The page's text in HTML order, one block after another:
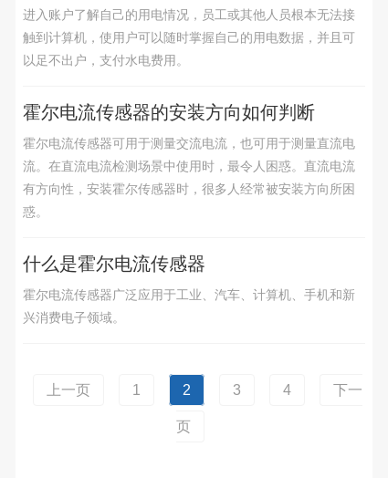
进入账户了解自己的用电情况，员工或其他人员根本无法接
触到计算机，使用户可以随时掌握自己的用电数据，并且可
以足不出户，支付水电费用。
霍尔电流传感器的安装方向如何判断
霍尔电流传感器可用于测量交流电流，也可用于测量直流电
流。在直流电流检测场景中使用时，最令人困惑。直流电流
有方向性，安装霍尔传感器时，很多人经常被安装方向所困
惑。
什么是霍尔电流传感器
霍尔电流传感器广泛应用于工业、汽车、计算机、手机和新
兴消费电子领域。
上一页 1 2 3 4 下一
页